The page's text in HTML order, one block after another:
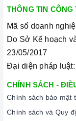
hàng tận tâm và
Xem thêm tại đây:
chữa thiết bị nhà bếp
THÔNG SỐ KỸ
Mã sản phẩm
Xuất xứ
THÔNG TIN CÔNG
Mã số doanh
Do Sở Kế hoạch
23/05/2017
Đại diện pháp
CHÍNH SÁCH -
Chính sách bảo mật
Chính sách và Quy